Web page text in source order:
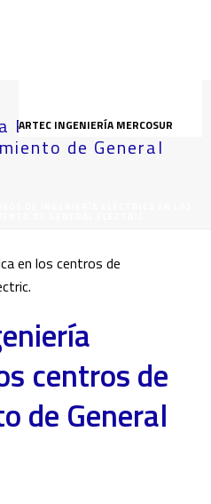
ARTEC INGENIERÍA MERCOSUR
Eléctrica en los
de General
centros de
de General